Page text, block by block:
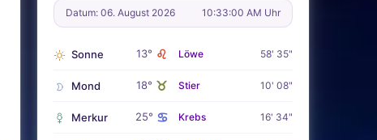
Datum: 06. August 2026 10:33:01 AM Uhr
Sonne 13° ♌ Löwe 58' 35"
Mond 18° ♉ Stier 10' 08"
Merkur 25° ♋ Krebs 16' 34"